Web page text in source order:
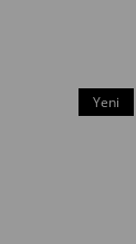
Yeni